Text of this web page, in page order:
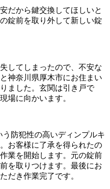
だから鍵交換してほしいと
錠前を取り外して新しい錠
してしまったので、不安な
神奈川県厚木市にお住まい
ました。玄関は引き戸で
場に向かいます。
う防犯性の高いディンプルキ
お客様に了承を得られたの
業を開始します。元の錠前
を取りつけます。最後にお
だき作業完了です。